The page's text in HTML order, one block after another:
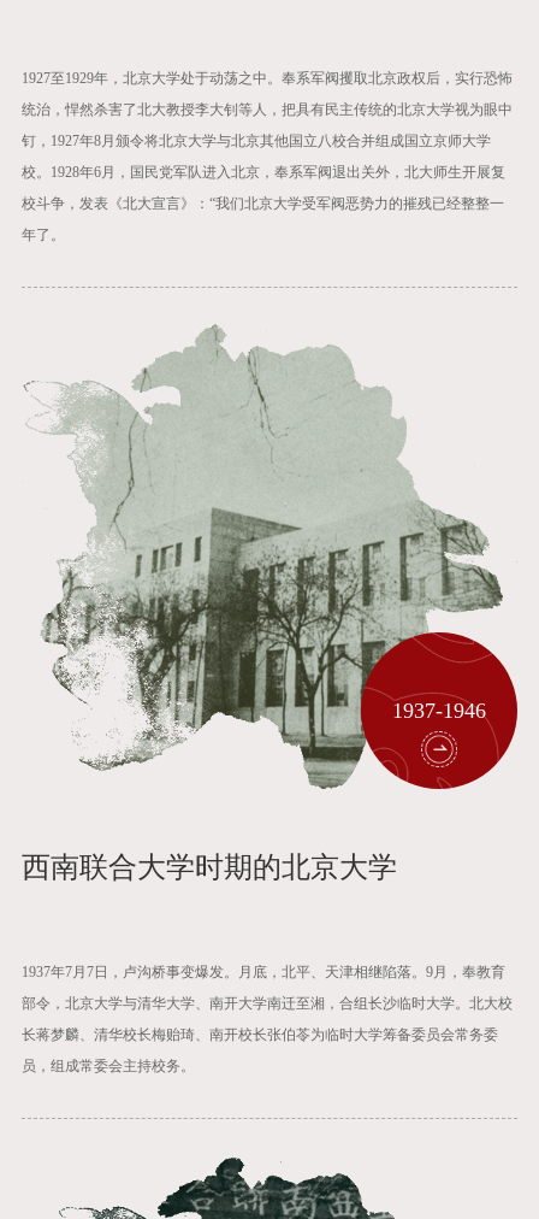
1927至1929年，北京大学处于动荡之中。奉系军阀攫取北京政权后，实行恐怖
统治，悍然杀害了北大教授李大钊等人，把具有民主传统的北京大学视为眼中
钉，1927年8月颁令将北京大学与北京其他国立八校合并组成国立京师大学
校。1928年6月，国民党军队进入北京，奉系军阀退出关外，北大师生开展复
校斗争，发表《北大宣言》：“我们北京大学受军阀恶势力的摧残已经整整一
年了。
1937-1946
西南联合大学时期的北京大学
1937年7月7日，卢沟桥事变爆发。月底，北平、天津相继陷落。9月，奉教育
部令，北京大学与清华大学、南开大学南迁至湘，合组长沙临时大学。北大校
长蒋梦麟、清华校长梅贻琦、南开校长张伯苓为临时大学筹备委员会常务委
员，组成常委会主持校务。